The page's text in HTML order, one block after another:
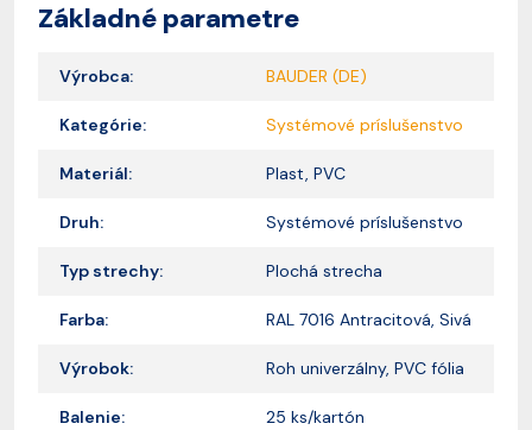
Základné parametre
Výrobca: BAUDER (DE)
Kategórie: Systémové príslušenstvo
Materiál: Plast, PVC
Druh: Systémové príslušenstvo
Typ strechy: Plochá strecha
Farba: RAL 7016 Antracitová, Sivá
Výrobok: Roh univerzálny, PVC fólia
Balenie: 25 ks/kartón